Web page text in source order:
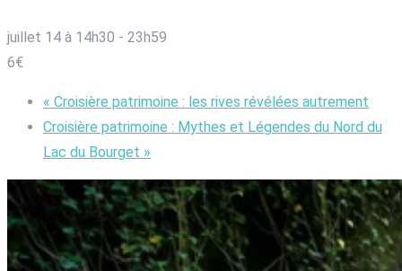
juillet 14 à 14h30 - 23h59
6€
« Croisière patrimoine : les rives révélées autrement
Croisière patrimoine : Mythes et Légendes du Nord du
Lac du Bourget »